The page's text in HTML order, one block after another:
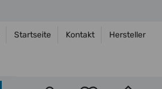
Startseite Kontakt Hersteller